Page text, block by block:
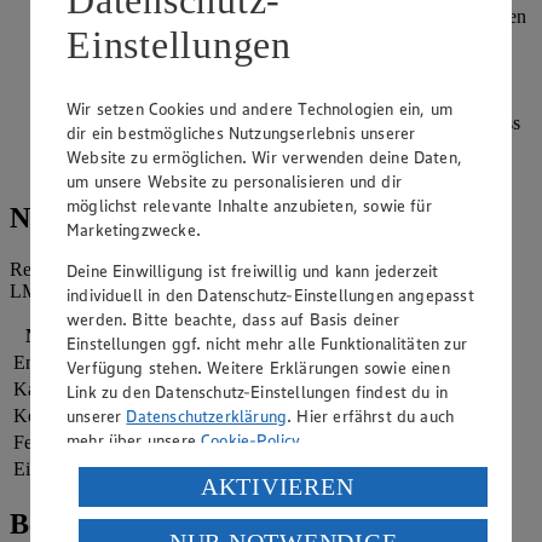
Sahne mit Sahnesteif und Vanillezucker mit den Schneebesen
eines Handrührgerätes steif schlagen. Die Sahne vorsichtig
unter den Joghurt rühren. Mandeln in einer beschichteten
2/3 der Sahne-Creme unter den Apfelkompott ziehen, sodass
eine Strudeloptik entsteht. Restliche Sahne-Creme als
Topping aufsetzen und mit Mandeln garnieren. Servieren.
Nährwerte
Referenzmenge für einen durchschnittlichen Erwachsenen laut
LMIV (8.400 kJ/2.000 kcal).
Nährwerte
pro Portion
Energie
1.590 kj (19 %)
Kalorien
380 kcal (19 %)
Kohlenhydrate 40 g
Fett
23 g
Eiweiß
6 g
Bewertung
Einstellungen
Wir setzen Cookies und andere Technologien ein, um
dir ein bestmögliches Nutzungserlebnis unserer
Website zu ermöglichen. Wir verwenden deine Daten,
um unsere Website zu personalisieren und dir
möglichst relevante Inhalte anzubieten, sowie für
Marketingzwecke.
Deine Einwilligung ist freiwillig und kann jederzeit
individuell in den Datenschutz-Einstellungen angepasst
werden. Bitte beachte, dass auf Basis deiner
Einstellungen ggf. nicht mehr alle Funktionalitäten zur
Verfügung stehen. Weitere Erklärungen sowie einen
Link zu den Datenschutz-Einstellungen findest du in
unserer Datenschutzerklärung. Hier erfährst du auch
mehr über unsereCookie-Policy.
Verarbeitung deiner personenbezogenen Daten in den
USA durch Facebook und YouTube:
AKTIVIEREN